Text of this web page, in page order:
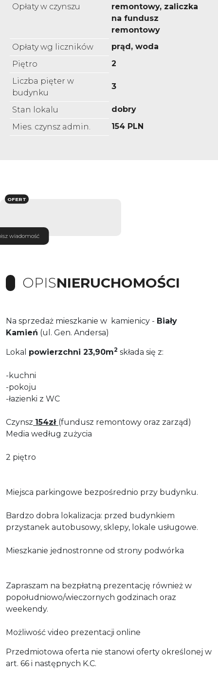
Opłaty w czynszu
remontowy, zaliczka
na fundusz
remontowy
Opłaty wg liczników
prąd, woda
Piętro
2
Liczba pięter w
budynku
3
Stan lokalu
dobry
Mies. czynsz admin.
154 PLN
wiadomość
OFERT
OPISNIERUCHOMOŚCI
Na sprzedaż mieszkanie w kamienicy - Biały
Kamień (ul. Gen. Andersa)
Lokal powierzchni 23,90m2 składa się z:
-kuchni
-pokoju
-łazienki z WC
Czynsz 154zł (fundusz remontowy oraz zarząd)
Media według zużycia
2 piętro
Miejsca parkingowe bezpośrednio przy budynku.
Bardzo dobra lokalizacja: przed budynkiem
przystanek autobusowy, sklepy, lokale usługowe.
Mieszkanie jednostronne od strony podwórka
Zapraszam na bezpłatną prezentację również w
popołudniowo/wieczornych godzinach oraz
weekendy.
Możliwość video prezentacji online
Przedmiotowa oferta nie stanowi oferty określonej w
art. 66 i następnych K.C.